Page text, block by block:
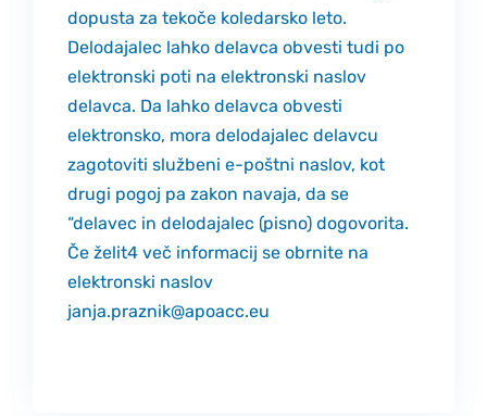
dopusta za tekoče koledarsko leto.
Delodajalec lahko delavca obvesti tudi po
elektronski poti na elektronski naslov
delavca. Da lahko delavca obvesti
elektronsko, mora delodajalec delavcu
zagotoviti službeni e-poštni naslov, kot
drugi pogoj pa zakon navaja, da se
“delavec in delodajalec (pisno) dogovorita.
Če želit4 več informacij se obrnite na
elektronski naslov
janja.praznik@apoacc.eu